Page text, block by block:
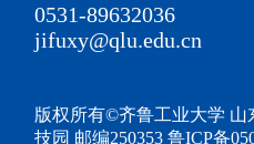
0531-89632036
jifuxy@qlu.edu.cn
版权所有©齐鲁工业大学
技园 邮编250353 鲁ICP备